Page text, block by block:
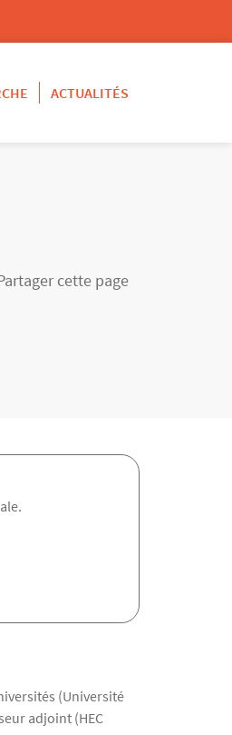
ACTUALITÉS
cette page
(Université
adjoint (HEC